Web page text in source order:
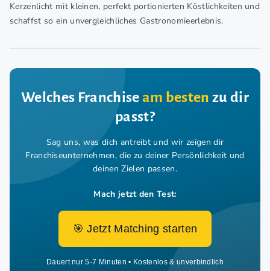
Kerzenlicht mit kleinen, perfekt portionierten Köstlichkeiten und
schaffst so ein unvergleichliches Gastronomieerlebnis.
Welches Franchiseam besten zu dir
passt?
Sag uns, was dich antreibt und wir zeigen dir
Franchiseunternehmen, die zu deiner Persönlichkeit und
deinen Zielen passen.
Mach jetzt den Test:
🎯 Jetzt Matching starten
Dauert nur 5-7 Minuten • Kostenlos & unverbindlich